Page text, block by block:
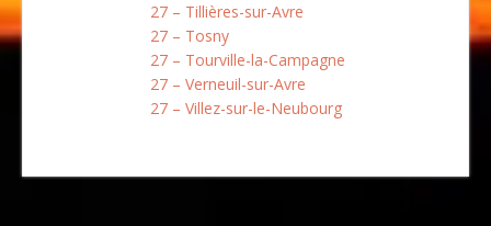
27 – Tillières-sur-Avre
27 – Tosny
27 – Tourville-la-Campagne
27 – Verneuil-sur-Avre
27 – Villez-sur-le-Neubourg